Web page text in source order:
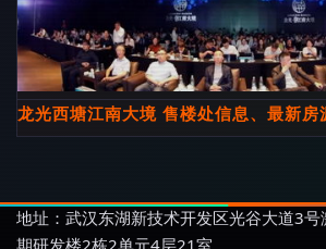
龙光西塘江南大境 售楼处信息、最新
地址：武汉东湖新技术开发区光谷大道3
期研发楼2栋2单元4层21室